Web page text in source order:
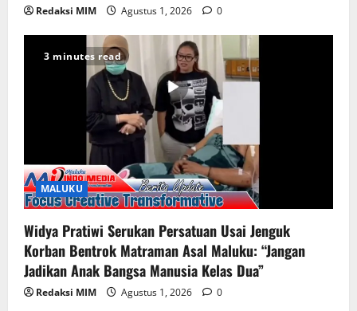
Redaksi MIM Agustus 1, 2026 0
3 minutes read
MALUKU
Widya Pratiwi Serukan Persatuan Usai Jenguk
Korban Bentrok Matraman Asal Maluku: “Jangan
Jadikan Anak Bangsa Manusia Kelas Dua”
Redaksi MIM Agustus 1, 2026 0